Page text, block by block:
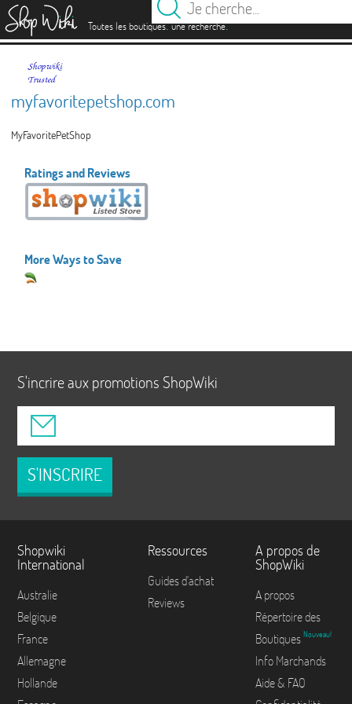
Toutes les boutiques.une recherche.
myfavoritepetshop.com
MyFavoritePetShop
Ratings and Reviews
More Ways to Save
S'incrire aux promotions ShopWiki
S'INSCRIRE
Shopwiki
International
Australie
Belgique
France
Allemagne
Hollande
Ressources
Guides d'achat
Reviews
A propos de
ShopWiki
A propos
Répertoire des
Boutiques Nouveau!
Info Marchands
Aide & FAQ